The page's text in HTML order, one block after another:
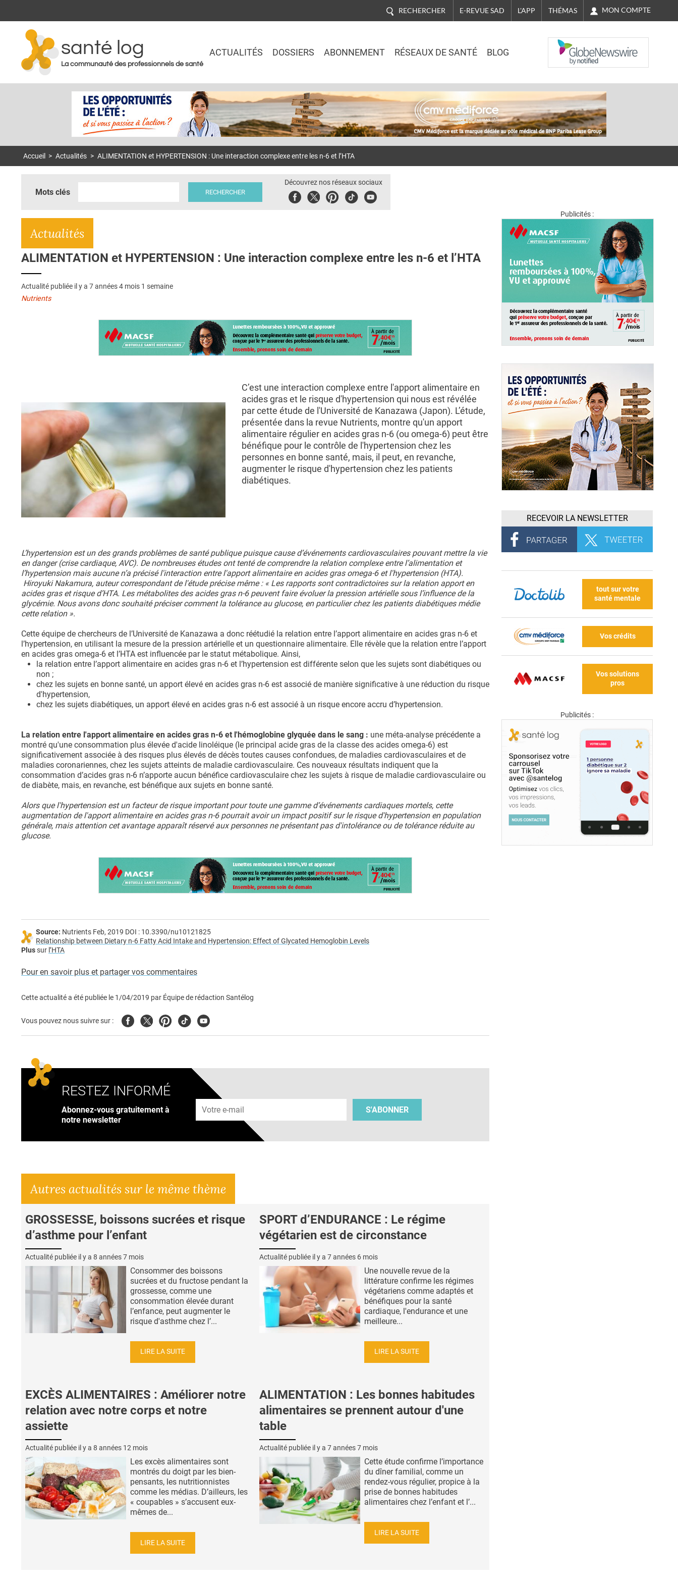
RECHERCHER E-REVUE SAD L'APP THÉMAS MON COMPTE
santé log
La communauté des professionnels de santé
ACTUALITÉS DOSSIERS ABONNEMENT RÉSEAUX DE SANTÉ BLOG
NASDAQ
Accueil > Actualités > ALIMENTATION et HYPERTENSION : Une interaction complexe entre les n-6 et l’HTA
Mots clés
Découvrez nos réseaux sociaux
FacebookTwitterPinterest
TiktokYoubute
Actualités
ALIMENTATION et HYPERTENSION : Une interaction complexe entre les n-6 et l’HTA
Actualité publiée il y a 7 années 4 mois 1 semaine
Nutrients
C’est une interaction complexe entre l'apport alimentaire en
acides gras et le risque d'hypertension qui nous est révélée
par cette étude de l'Université de Kanazawa (Japon). L’étude,
présentée dans la revue Nutrients, montre qu'un apport
alimentaire régulier en acides gras n-6 (ou omega-6) peut être
bénéfique pour le contrôle de l'hypertension chez les
personnes en bonne santé, mais, il peut, en revanche,
augmenter le risque d'hypertension chez les patients
diabétiques.
L’hypertension est un des grands problèmes de santé publique puisque cause d’événements cardiovasculaires pouvant mettre la vie
en danger (crise cardiaque, AVC). De nombreuses études ont tenté de comprendre la relation complexe entre l’alimentation et
l’hypertension mais aucune n’a précisé l'interaction entre l'apport alimentaire en acides gras omega-6 et l'hypertension (HTA).
Hiroyuki Nakamura, auteur correspondant de l'étude précise même : « Les rapports sont contradictoires sur la relation apport en
acides gras et risque d’HTA. Les métabolites des acides gras n-6 peuvent faire évoluer la pression artérielle sous l’influence de la
glycémie. Nous avons donc souhaité préciser comment la tolérance au glucose, en particulier chez les patients diabétiques médie
cette relation ».
Cette équipe de chercheurs de l’Université de Kanazawa a donc réétudié la relation entre l’apport alimentaire en acides gras n-6 et
l’hypertension, en utilisant la mesure de la pression artérielle et un questionnaire alimentaire. Elle révèle que la relation entre l’apport
en acides gras omega-6 et l’HTA est influencée par le statut métabolique. Ainsi,
la relation entre l’apport alimentaire en acides gras n-6 et l’hypertension est différente selon que les sujets sont diabétiques ou
non ;
chez les sujets en bonne santé, un apport élevé en acides gras n-6 est associé de manière significative à une réduction du risque
d'hypertension,
chez les sujets diabétiques, un apport élevé en acides gras n-6 est associé à un risque encore accru d’hypertension.
La relation entre l'apport alimentaire en acides gras n-6 et l'hémoglobine glyquée dans le sang : une méta-analyse précédente a
montré qu'une consommation plus élevée d'acide linoléique (le principal acide gras de la classe des acides omega-6) est
significativement associée à des risques plus élevés de décès toutes causes confondues, de maladies cardiovasculaires et de
maladies coronariennes, chez les sujets atteints de maladie cardiovasculaire. Ces nouveaux résultats indiquent que la
consommation d’acides gras n-6 n’apporte aucun bénéfice cardiovasculaire chez les sujets à risque de maladie cardiovasculaire ou
de diabète, mais, en revanche, est bénéfique aux sujets en bonne santé.
Alors que l'hypertension est un facteur de risque important pour toute une gamme d’événements cardiaques mortels, cette
augmentation de l'apport alimentaire en acides gras n-6 pourrait avoir un impact positif sur le risque d'hypertension en population
générale, mais attention cet avantage apparaît réservé aux personnes ne présentant pas d'intolérance ou de tolérance réduite au
glucose.
Source: Nutrients Feb, 2019 DOI : 10.3390/nu10121825
Relationship between Dietary n-6 Fatty Acid Intake and Hypertension: Effect of Glycated Hemoglobin Levels
Plussur l’HTA
Pour en savoir plus et partager vos commentaires
Cette actualité a été publiée le 1/04/2019 par Équipe de rédaction Santélog
Vous pouvez nous suivre sur : FacebookTwitterPinterest
TiktokYoutube
RESTEZ INFORMÉ
Abonnez-vous gratuitement à
notre newsletter
Adresse e-mail
S'ABONNER
Autres actualités sur le même thème
GROSSESSE, boissons sucrées et risque
d’asthme pour l’enfant
Actualité publiée il y a 8 années 7 mois
Consommer des boissons
sucrées et du fructose pendant la
grossesse, comme une
consommation élevée durant
l’enfance, peut augmenter le
risque d'asthme chez l’...
LIRE LA SUITE
SPORT d’ENDURANCE : Le régime
végétarien est de circonstance
Actualité publiée il y a 7 années 6 mois
Une nouvelle revue de la
littérature confirme les régimes
végétariens comme adaptés et
bénéfiques pour la santé
cardiaque, l'endurance et une
meilleure...
LIRE LA SUITE
EXCÈS ALIMENTAIRES : Améliorer notre
relation avec notre corps et notre
assiette
Actualité publiée il y a 8 années 12 mois
Les excès alimentaires sont
montrés du doigt par les bien-
pensants, les nutritionnistes
comme les médias. D’ailleurs, les
« coupables » s’accusent eux-
mêmes de...
LIRE LA SUITE
ALIMENTATION : Les bonnes habitudes
alimentaires se prennent autour d'une
table
Actualité publiée il y a 7 années 7 mois
Cette étude confirme l’importance
du dîner familial, comme un
rendez-vous régulier, propice à la
prise de bonnes habitudes
alimentaires chez l’enfant et l’...
LIRE LA SUITE
Publicités :
RECEVOIR LA NEWSLETTER
tout sur votre
santé mentale
Vos crédits
Vos solutions
pros
Publicités :